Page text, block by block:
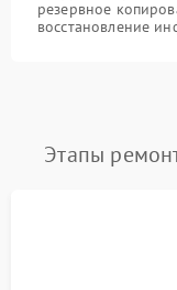
резервное
восстановление
Этапы